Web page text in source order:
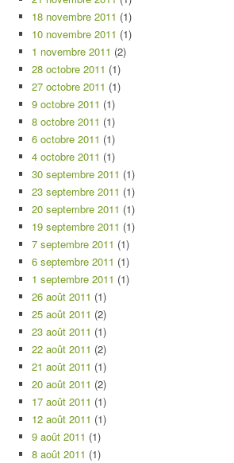
18 novembre 2011 (1)
10 novembre 2011 (1)
1 novembre 2011 (2)
28 octobre 2011 (1)
27 octobre 2011 (1)
9 octobre 2011 (1)
8 octobre 2011 (1)
6 octobre 2011 (1)
4 octobre 2011 (1)
30 septembre 2011 (1)
23 septembre 2011 (1)
20 septembre 2011 (1)
19 septembre 2011 (1)
7 septembre 2011 (1)
6 septembre 2011 (1)
1 septembre 2011 (1)
26 août 2011 (1)
25 août 2011 (2)
23 août 2011 (1)
22 août 2011 (2)
21 août 2011 (1)
20 août 2011 (2)
17 août 2011 (1)
12 août 2011 (1)
9 août 2011 (1)
8 août 2011 (1)